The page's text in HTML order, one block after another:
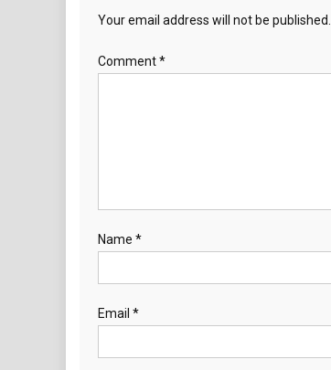
Your email address will not be published.
Comment*
Name *
Email *